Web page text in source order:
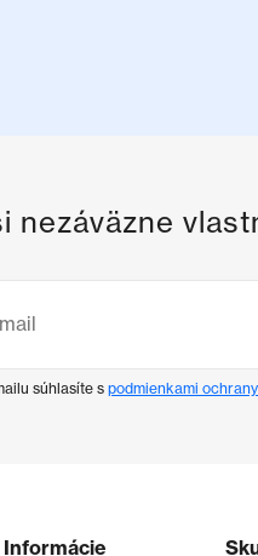
nezáväzne
súhlasíte s podmienkami
Informácie